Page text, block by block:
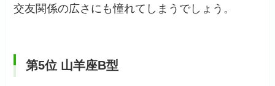
交友関係の広さにも憧れてしまうでしょう。
第5位 山羊座B型